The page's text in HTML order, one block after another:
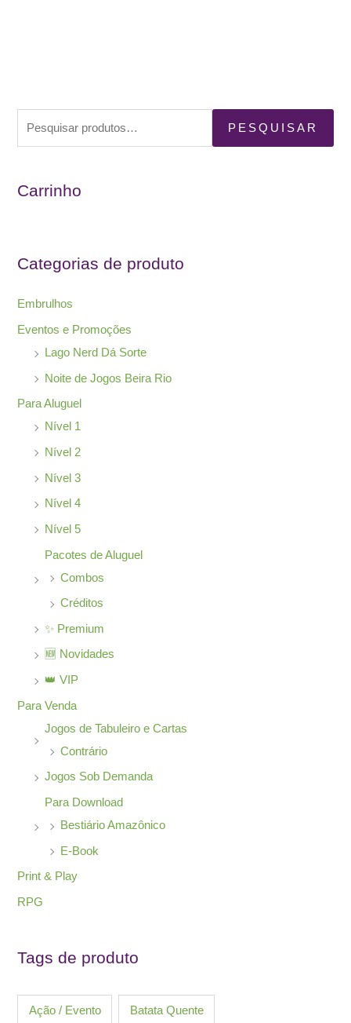
q
s
r
p
PESQUISAR
Carrinho
Categorias de produto
Embrulhos
Eventos e Promoções
Lago Nerd Dá Sorte
Noite de Jogos Beira Rio
Para Aluguel
Nível 1
Nível 2
Nível 3
Nível 4
Nível 5
Pacotes de Aluguel
Combos
Créditos
✨ Premium
🆕 Novidades
👑 VIP
Para Venda
Jogos de Tabuleiro e Cartas
Contrário
Jogos Sob Demanda
Para Download
Bestiário Amazônico
E-Book
Print & Play
RPG
Tags de produto
Ação / Evento Batata Quente